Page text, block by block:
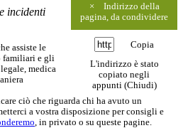
×
Indirizzo della
pagina, da condividere
Copia
L'indirizzo è stato
copiato negli
appunti (Chiudi)
incidenti
assiste le
familiari e gli
medica
ciò che riguarda chi ha avuto un
a vostra disposizione per consigli e
, in privato o su queste pagine.